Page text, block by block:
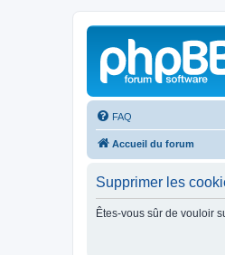
FAQ
Accueil du forum
Supprimer les
Êtes-vous sûr de vouloir